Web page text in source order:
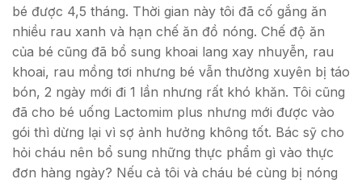
bé được 4,5 tháng. Thời gian này tôi đã cố gắng ăn
nhiều rau xanh và hạn chế ăn đồ nóng. Chế độ ăn
của bé cũng đã bổ sung khoai lang xay nhuyễn, rau
khoai, rau mồng tơi nhưng bé vẫn thường xuyên bị táo
bón, 2 ngày mới đi 1 lần nhưng rất khó khăn. Tôi cũng
đã cho bé uống Lactomim pl­us nhưng mới được vào
gói thì dừng lại vì sợ ảnh hưởng không tốt. Bác sỹ cho
hỏi cháu nên bổ sung những thực phẩm gì vào thực
đơn hàng ngày? Nếu cả tôi và cháu bé cùng bị nóng